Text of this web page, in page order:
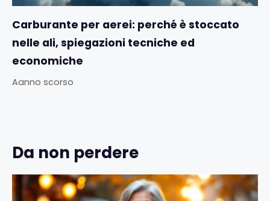
Carburante per aerei: perché è stoccato
nelle ali, spiegazioni tecniche ed
economiche
Aanno scorso
Da non perdere